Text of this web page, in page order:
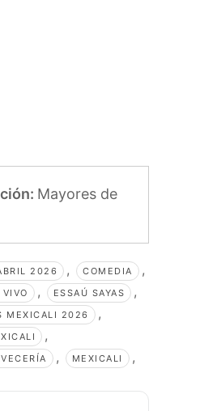
Mayores de
2026 , COMEDIA ,
, ESSAÚ SAYAS ,
MEXICALI 2026 ,
,
, MEXICALI ,